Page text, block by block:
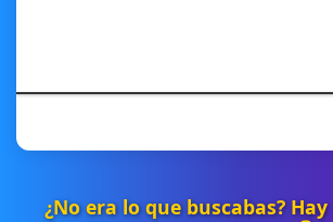
¿No era lo que buscabas?